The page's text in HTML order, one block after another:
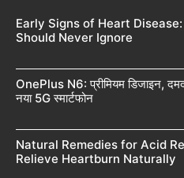
Early Signs of Heart
Should Never Ignore
OnePlus N6: प्रीमियम डिजाइन,
नया 5G स्मार्टफोन
Natural Remedies for Acid
Relieve Heartburn Naturally